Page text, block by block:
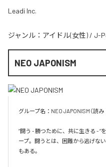
Leadi Inc.
ジャンル： アイドル(女性) / J-
NEO JAPONISM
グループ名：NEO JAPONISM（読み
“闘う - 勝つために、共に生きる -
ープ。闘うとは、困難から逃げな
もある。